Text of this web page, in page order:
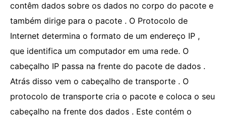
contêm dados sobre os dados no corpo do pacote e
também dirige para o pacote . O Protocolo de
Internet determina o formato de um endereço IP ,
que identifica um computador em uma rede. O
cabeçalho IP passa na frente do pacote de dados .
Atrás disso vem o cabeçalho de transporte . O
protocolo de transporte cria o pacote e coloca o seu
cabeçalho na frente dos dados . Este contém o